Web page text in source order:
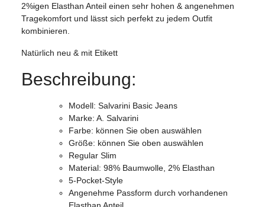
2%igen Elasthan Anteil einen sehr hohen & angenehmen
Tragekomfort und lässt sich perfekt zu jedem Outfit
kombinieren.
Natürlich neu & mit Etikett
Beschreibung:
Modell: Salvarini Basic Jeans
Marke: A. Salvarini
Farbe: können Sie oben auswählen
Größe: können Sie oben auswählen
Regular Slim
Material: 98% Baumwolle, 2% Elasthan
5-Pocket-Style
Angenehme Passform durch vorhandenen